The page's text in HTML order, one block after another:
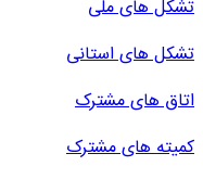
تشکل های ملی
تشکل های استانی
اتاق های مشترک
کمیته های مشترک